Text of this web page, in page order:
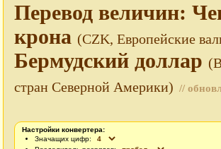
Перевод величин:
крона (CZK, Европейские
Бермудский доллар
стран Северной Америки) //
Настройки конвертера:
Значащих цифр: